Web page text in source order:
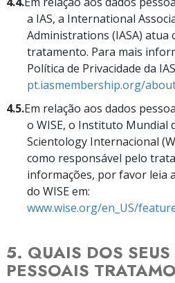
a IAS, a International
Administrations (IASA) atua
tratamento. Para mais
Política de Privacidade da
pt.iasmembership.org/
4.5.Em relação aos dados
o WISE, o Instituto Mundial
Scientology Internacional
como responsável pelo
informações, por favor leia
do WISE em:
www.wise.org/en_US/
5. QUAIS DOS
PESSOAIS